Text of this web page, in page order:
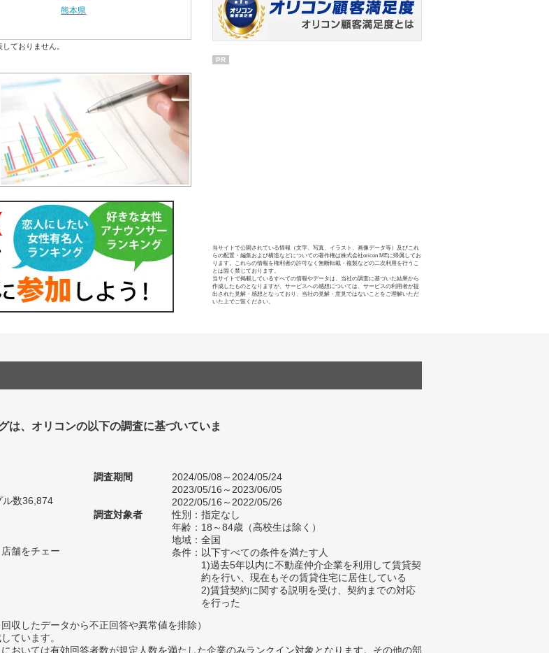
熊本県
ておりません。
PR
当サイトで公開されている情報（文字、写真、イラスト、画像データ等）及びこれ
らの配置・編集および構造などについての著作権は株式会社oricon MEに帰属してお
ります。これらの情報を権利者の許可なく無断転載・複製などの二次利用を行うこ
とは固く禁じております。
当サイトで掲載しているすべての情報やデータは、当社の調査に基づいた結果から
作成したものとなりますが、サービスへの感想については、サービスの利用者が提
出された見解・感想となっており、当社の見解・意見ではないことをご理解いただ
いた上でご覧ください。
は、オリコンの以下の調査に基づいていま
ル数36,874
舗をチェー
調査期間
2024/05/08～2024/05/24
2023/05/16～2023/06/05
2022/05/16～2022/05/26
調査対象者
性別：指定なし
年齢：18～84歳（高校生は除く）
地域：全国
条件：以下すべての条件を満たす人
1)過去5年以内に不動産仲介企業を利用して賃貸契
約を行い、現在もその賃貸住宅に居住している
2)賃貸契約に関する説明を受け、契約までの対応
を行った
収したデータから不正回答や異常値を排除）
ています。
おいては有効回答者数が規定人数を満たした企業のみランクイン対象となります。その他の部